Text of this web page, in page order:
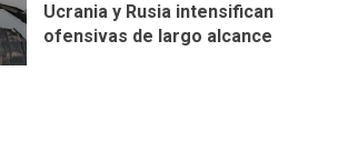
Ucrania y Rusia intensifican
ofensivas de largo alcance